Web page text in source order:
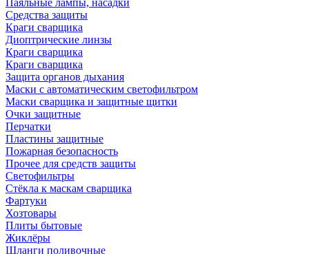
Паяльные лампы, насадки
Средства защиты
Краги сварщика
Диоптрические линзы
Краги сварщика
Краги сварщика
Защита органов дыхания
Маски с автоматическим светофильтром
Маски сварщика и защитные щитки
Очки защитные
Перчатки
Пластины защитные
Пожарная безопасность
Прочее для средств защиты
Светофильтры
Стёкла к маскам сварщика
Фартуки
Хозтовары
Плиты бытовые
Жиклёры
Шланги поливочные